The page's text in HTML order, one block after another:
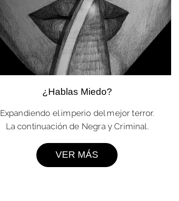
¿Hablas Miedo?
Expandiendo el imperio del mejor terror.
La continuación de Negra y Criminal.
VER MÁS